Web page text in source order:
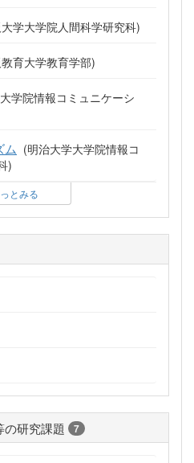
学大学院人間科学研究科)
育大学教育学部)
学院情報コミュニケーシ
ム (明治大学大学院情報コ
)
とみる
研究課題 7